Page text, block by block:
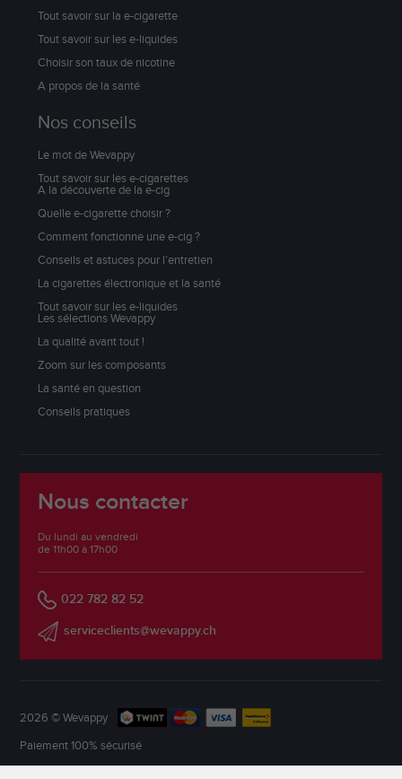
Tout savoir sur la e-cigarette
Tout savoir sur les e-liquides
Choisir son taux de nicotine
A propos de la santé
Nos conseils
Le mot de Wevappy
Tout savoir sur les e-cigarettes
A la découverte de la e-cig
Quelle e-cigarette choisir ?
Comment fonctionne une e-cig ?
Conseils et astuces pour l’entretien
La cigarettes électronique et la santé
Tout savoir sur les e-liquides
Les sélections Wevappy
La qualité avant tout !
Zoom sur les composants
La santé en question
Conseils pratiques
Nous contacter
Du lundi au vendredi
de 11h00 à 17h00
022 782 82 52
serviceclients@wevappy.ch
2026 © Wevappy
Paiement 100% sécurisé